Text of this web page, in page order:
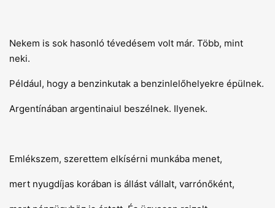
Nekem is sok hasonló tévedésem volt már. Több, mint
neki.
Például, hogy a benzinkutak a benzinlelőhelyekre épülnek.
Argentínában argentinaiul beszélnek. Ilyenek.
Emlékszem, szerettem elkísérni munkába menet,
mert nyugdíjas korában is állást vállalt, varrónőként,